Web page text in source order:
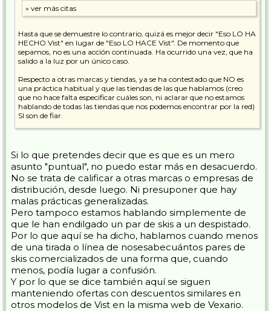
Hasta que se demuestre lo contrario, quizá es mejor decir "Eso LO HA
HECHO Vist" en lugar de "Eso LO HACE Vist". De momento que
sepamos, no es una acción continuada. Ha ocurrido una vez, que ha
salido a la luz por un único caso.
Respecto a otras marcas y tiendas, ya se ha contestado que NO es
una práctica habitual y que las tiendas de las que hablamos (creo
que no hace falta especificar cuáles son, ni aclarar que no estamos
hablando de todas las tiendas que nos podemos encontrar por la red)
SI son de fiar.
forma general. Simplemente, siendo consciente de la gravedad del
asunto Vist-Vexario-Cojeando, intentar centrar el tema y tratarlo en
su justa medida; sin restarle importancia reduciéndolo al nivel de
anécdota, ni caer en el amarillismo más cutre, tratándolo como un
tema que genera alarma social.
Si lo que pretendes decir que es que es un mero
asunto "puntual", no puedo estar más en desacuerdo.
No se trata de calificar a otras marcas o empresas de
distribución, desde luego. Ni presuponer que hay
malas prácticas generalizadas.
Pero tampoco estamos hablando simplemente de
que le han endilgado un par de skis a un despistado.
Por lo que aquí se ha dicho, hablamos cuando menos
de una tirada o línea de nosesabecuántos pares de
skis comercializados de una forma que, cuando
menos, podía lugar a confusión.
Y por lo que se dice también aquí se siguen
manteniendo ofertas con descuentos similares en
otros modelos de Vist en la misma web de Vexario.